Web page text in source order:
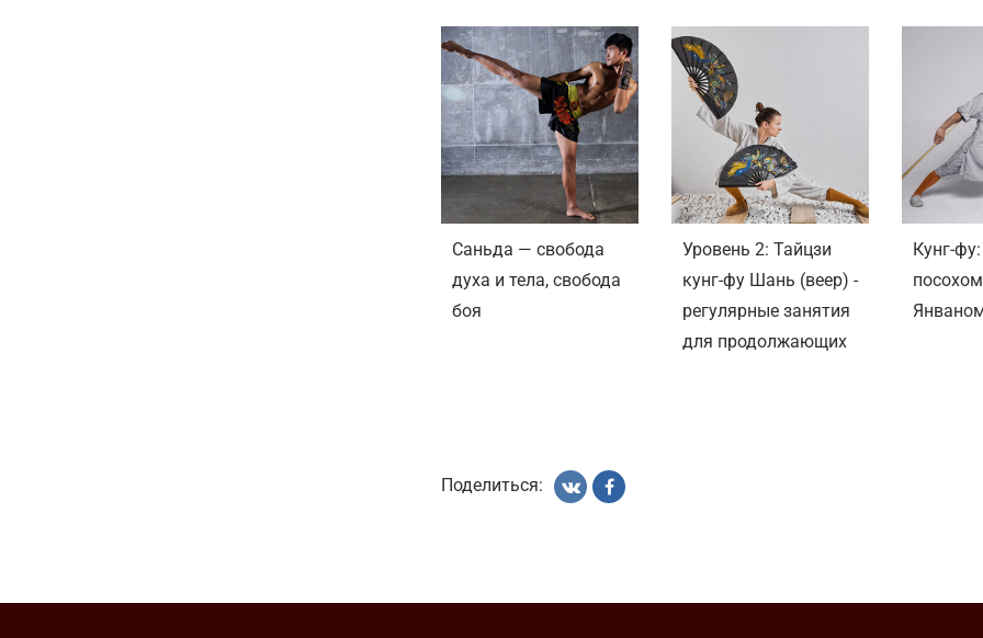
Саньда — свобода
духа и тела, свобода
боя
Уровень 2: Тайцзи
кунг-фу Шань (веер) -
регулярные занятия
для продолжающих
Кунг-
Поделиться: